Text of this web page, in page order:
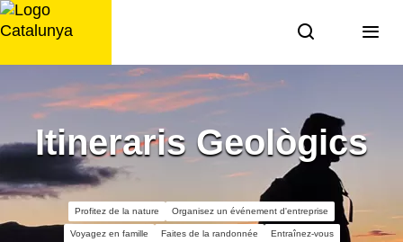
Aller
au
Itineraris Geològics
Profitez de la nature Organisez un événement d'entreprise
Voyagez en famille Faites de la randonnée Entraînez-vous